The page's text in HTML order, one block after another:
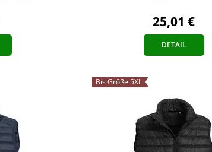
25,01 €
DETAIL
Bis Größe 5XL